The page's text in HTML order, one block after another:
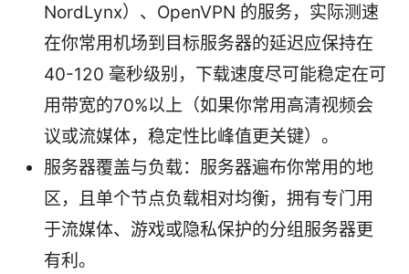
NordLynx）、OpenVPN 的服务，实际测速
在你常用机场到目标服务器的延迟应保持在
40-120 毫秒级别，下载速度尽可能稳定在可
用带宽的70%以上（如果你常用高清视频会
议或流媒体，稳定性比峰值更关键）。
服务器覆盖与负载：服务器遍布你常用的地
区，且单个节点负载相对均衡，拥有专门用
于流媒体、游戏或隐私保护的分组服务器更
有利。